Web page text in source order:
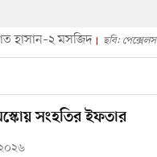
হাসান–২ মসজিদ ছবি: পেক্সেলস
সংহতির ইফতার